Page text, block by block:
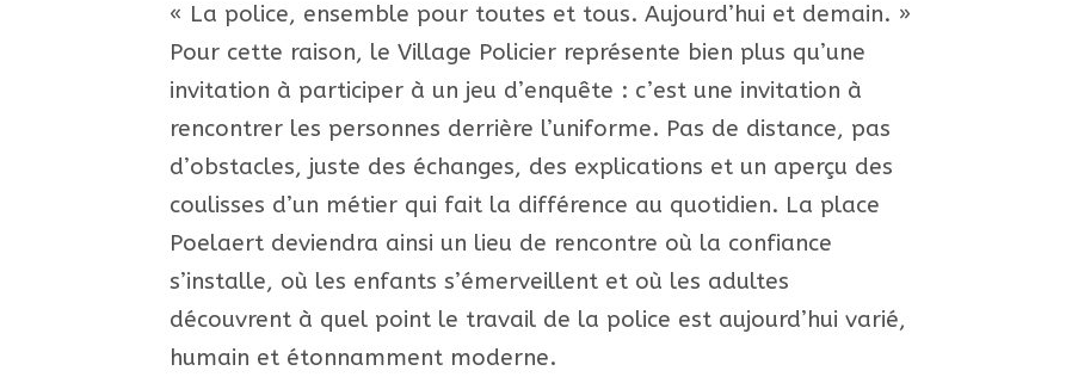
« La police, ensemble pour toutes et tous. Aujourd’hui et demain. »
Pour cette raison, le Village Policier représente bien plus qu’une
invitation à participer à un jeu d’enquête : c’est une invitation à
rencontrer les personnes derrière l’uniforme. Pas de distance, pas
d’obstacles, juste des échanges, des explications et un aperçu des
coulisses d’un métier qui fait la différence au quotidien. La place
Poelaert deviendra ainsi un lieu de rencontre où la confiance
s’installe, où les enfants s’émerveillent et où les adultes
découvrent à quel point le travail de la police est aujourd’hui varié,
humain et étonnamment moderne.